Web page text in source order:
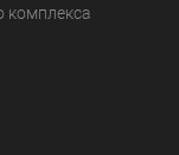
комплекса